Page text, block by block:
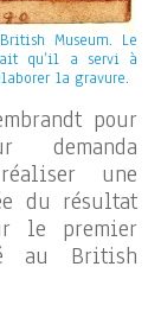
Museum. Le
qu’il a servi à
la gravure.
pour
demanda
une
du résultat
le premier
au British